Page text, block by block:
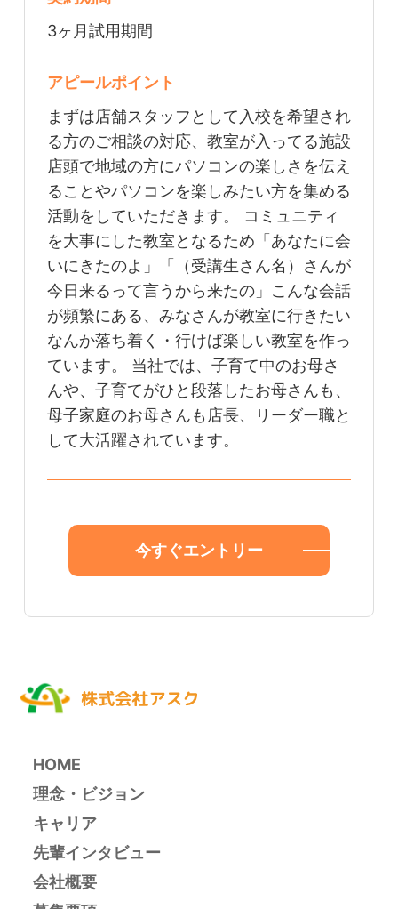
3ヶ月試用期間
アピールポイント
まずは店舗スタッフとして入校を希望され
る方のご相談の対応、教室が入ってる施設
店頭で地域の方にパソコンの楽しさを伝え
ることやパソコンを楽しみたい方を集める
活動をしていただきます。 コミュニティ
を大事にした教室となるため「あなたに会
いにきたのよ」「（受講生さん名）さんが
今日来るって言うから来たの」こんな会話
が頻繁にある、みなさんが教室に行きたい
なんか落ち着く・行けば楽しい教室を作っ
ています。 当社では、子育て中のお母さ
んや、子育てがひと段落したお母さんも、
母子家庭のお母さんも店長、リーダー職と
して大活躍されています。
今すぐエントリー
HOME
理念・ビジョン
キャリア
先輩インタビュー
会社概要